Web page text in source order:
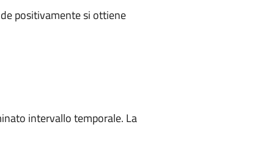
positivamente si ottiene
intervallo temporale. La